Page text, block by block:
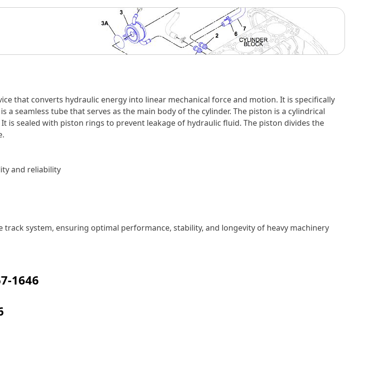
that converts hydraulic energy into linear mechanical force and motion. It is specifically
seamless tube that serves as the main body of the cylinder. The piston is a cylindrical
is sealed with piston rings to prevent leakage of hydraulic fluid. The piston divides the
and reliability
system, ensuring optimal performance, stability, and longevity of heavy machinery
1646